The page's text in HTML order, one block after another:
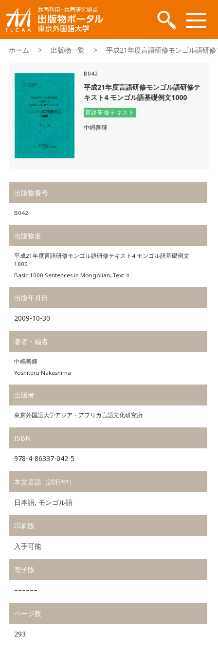
ホーム > 出版物一覧 > 平成21年度言語研修モンゴル語研修
B042
平成21年度言語研修モンゴル語研修テ
キスト4 モンゴル語基礎例文1000
言語研修テキスト
中嶋善輝
出版物番号
B042
出版物名
平成21年度言語研修モンゴル語研修テキスト4 モンゴル語基礎例文
1000
Basic 1000 Sentences in Mongolian, Text 4
出版年月日
2009-10-30
著者・編者
中嶋善輝
Yoshiteru Nakashima
出版者
東京外国語大学アジア・アフリカ言語文化研究所
ISBN
978-4-86337-042-5
本文言語（試行中）
日本語, モンゴル語
印刷版
入手可能
電子版
––––––
ページ数
293